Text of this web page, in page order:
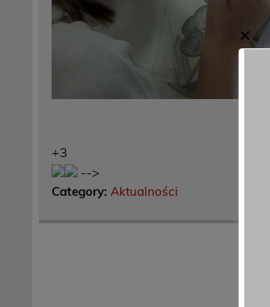
+3
-->
Category: Aktualności
✕